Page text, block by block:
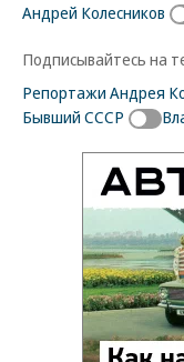
Андрей Колесников
Подписывайтесь на
Репортажи Андрея
Бывший СССР